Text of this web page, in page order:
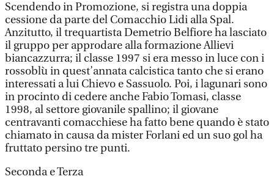
Scendendo in Promozione, si registra una doppia
cessione da parte del Comacchio Lidi alla Spal.
Anzitutto, il trequartista Demetrio Belfiore ha lasciato
il gruppo per approdare alla formazione Allievi
biancazzurra; il classe 1997 si era messo in luce con i
rossoblù in quest’annata calcistica tanto che si erano
interessati a lui Chievo e Sassuolo. Poi, i lagunari sono
in procinto di cedere anche Fabio Tomasi, classe
1998, al settore giovanile spallino; il giovane
centravanti comacchiese ha fatto bene quando è stato
chiamato in causa da mister Forlani ed un suo gol ha
fruttato persino tre punti.
Seconda e Terza